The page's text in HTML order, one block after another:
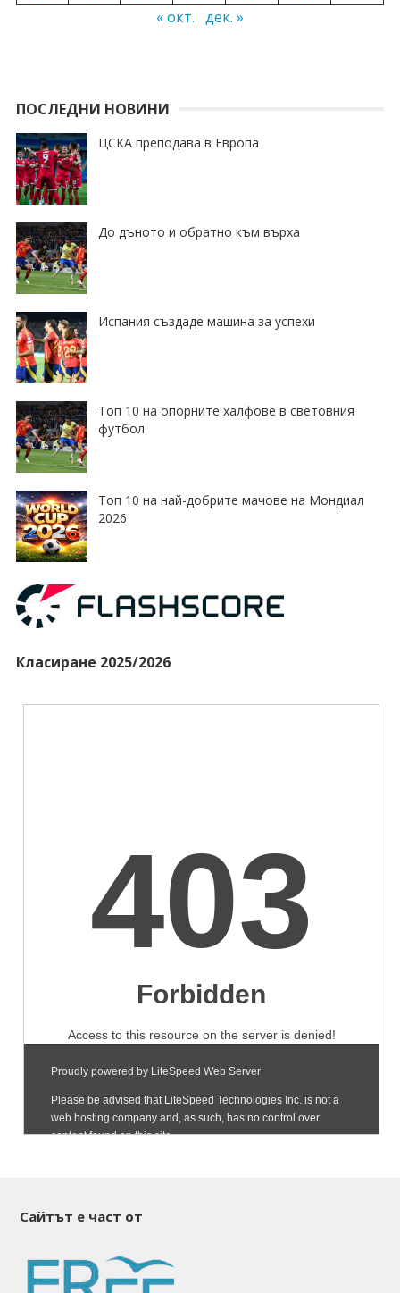
« окт. дек. »
ПОСЛЕДНИ НОВИНИ
ЦСКА преподава в Европа
До дъното и обратно към върха
Испания създаде машина за успехи
Топ 10 на опорните халфове в световния
футбол
Топ 10 на най-добрите мачове на Мондиал
2026
Класиране 2025/2026
Сайтът е част от